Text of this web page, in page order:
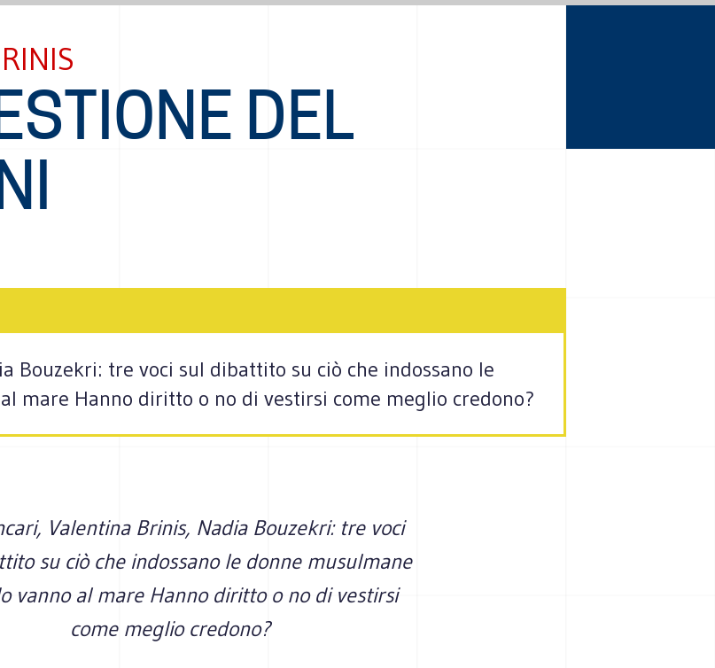
DEL
Bouzekri: tre voci sul dibattito su ciò che indossano le
mare Hanno diritto o no di vestirsi come meglio credono?
Valentina Brinis, Nadia Bouzekri: tre voci
su ciò che indossano le donne musulmane
vanno al mare Hanno diritto o no di vestirsi
come meglio credono?